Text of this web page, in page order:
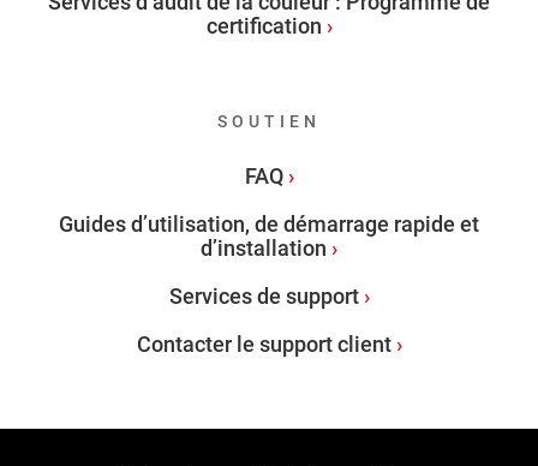
certification
SOUTIEN
FAQ
Guides d’utilisation, de démarrage rapide et
d’installation
Services de support
Contacter le support client